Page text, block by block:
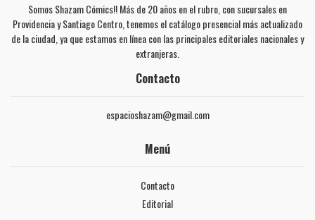
Somos Shazam Cómics!! Más de 20 años en el rubro, con sucursales en
Providencia y Santiago Centro, tenemos el catálogo presencial más actualizado
de la ciudad, ya que estamos en línea con las principales editoriales nacionales y
extranjeras.
Contacto
espacioshazam@gmail.com
Menú
Contacto
Editorial